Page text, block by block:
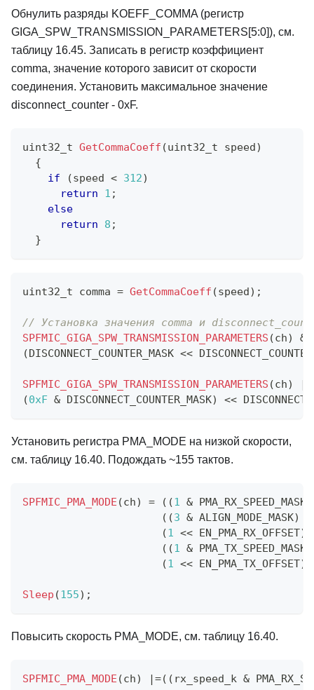
Обнулить разряды KOEFF_COMMA (регистр
GIGA_SPW_TRANSMISSION_PARAMETERS[5:0]), см.
таблицу 16.45. Записать в регистр коэффициент
comma, значение которого зависит от скорости
соединения. Установить максимальное значение
disconnect_counter - 0xF.
uint32_t GetCommaCoeff (uint32_t speed)
{
if
(speed < 312)
return
1 ;
else
return
8 ;
}
uint32_t comma = GetCommaCoeff (speed) ;
// Установка значения comma и
SPFMIC_GIGA_SPW_TRANSMISSION_PARAMETERS (ch) &=
(DISCONNECT_COUNTER_MASK <<
SPFMIC_GIGA_SPW_TRANSMISSION_PARAMETERS (ch) |=
(0xF & DISCONNECT_COUNTER_MASK) <<
Установить регистра PMA_MODE на низкой скорости,
см. таблицу 16.40. Подождать ~155 тактов.
SPFMIC_PMA_MODE (ch) = ( (1 & PMA_RX_SPEED_MASK
( (3 & ALIGN_MODE_MASK)
(1 << EN_PMA_RX_OFFSET)
( (1 & PMA_TX_SPEED_MASK
(1 << EN_PMA_TX_OFFSET)
Sleep (155) ;
Повысить скорость PMA_MODE, см. таблицу 16.40.
SPFMIC_PMA_MODE (ch) |=( ( rx_speed_k &